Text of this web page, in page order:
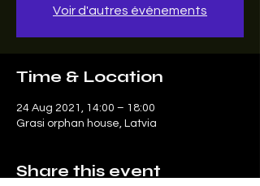
Voir d'autres événements
Time & Location
24 Aug 2021, 14:00 – 18:00
Grasi orphan house, Latvia
Share this event